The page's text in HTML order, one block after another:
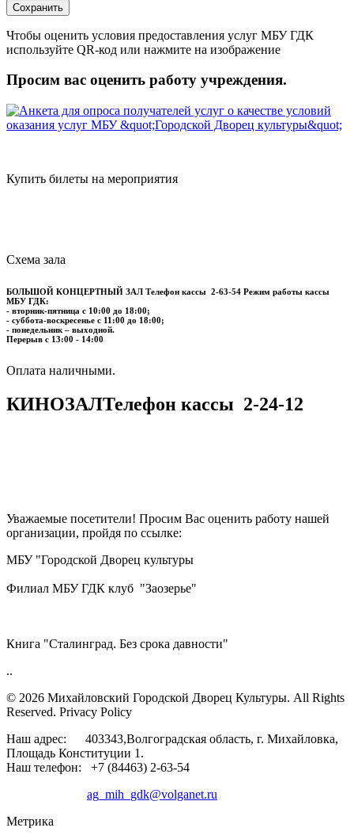
Чтобы оценить условия предоставления услуг МБУ ГДК
используйте QR-код или нажмите на изображение
Просим вас оценить работу учреждения.
Купить билеты на мероприятия
Схема зала
БОЛЬШОЙ КОНЦЕРТНЫЙ ЗАЛ Телефон кассы 2-63-54 Режим работы кассы
МБУ ГДК:
- вторник-пятница с 10:00 до 18:00;
- суббота-воскресенье с 11:00 до 18:00;
- понедельник – выходной.
Перерыв с 13:00 - 14:00
​​​​​​​Оплата наличными.
КИНОЗАЛТелефон кассы 2-24-12
Уважаемые посетители! Просим Вас оценить работу нашей
организации, пройдя по ссылке:
МБУ "Городской Дворец культуры
Филиал МБУ ГДК клуб "Заозерье"
Книга "Сталинград. Без срока давности"
..
© 2026 Михайловский Городской Дворец Культуры. All Rights
Reserved. Privacy Policy
Наш адрес: 403343,Волгоградская область, г. Михайловка,
Площадь Конституции 1.
Наш телефон: +7 (84463) 2-63-54
ag_mih_gdk@volganet.ru
Метрика